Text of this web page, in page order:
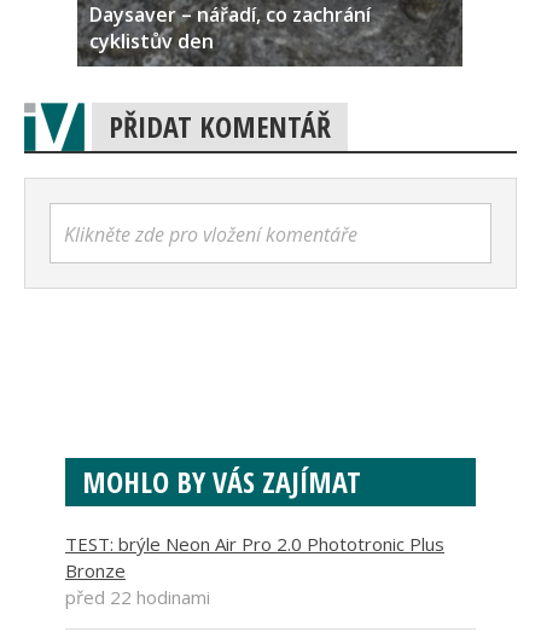
Daysaver – nářadí, co zachrání
cyklistův den
PŘIDAT KOMENTÁŘ
Klikněte zde pro vložení komentáře
MOHLO BY VÁS ZAJÍMAT
TEST: brýle Neon Air Pro 2.0 Phototronic Plus
Bronze
před 22 hodinami